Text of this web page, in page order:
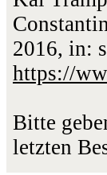
2016, in:
https://
Bitte
letzten